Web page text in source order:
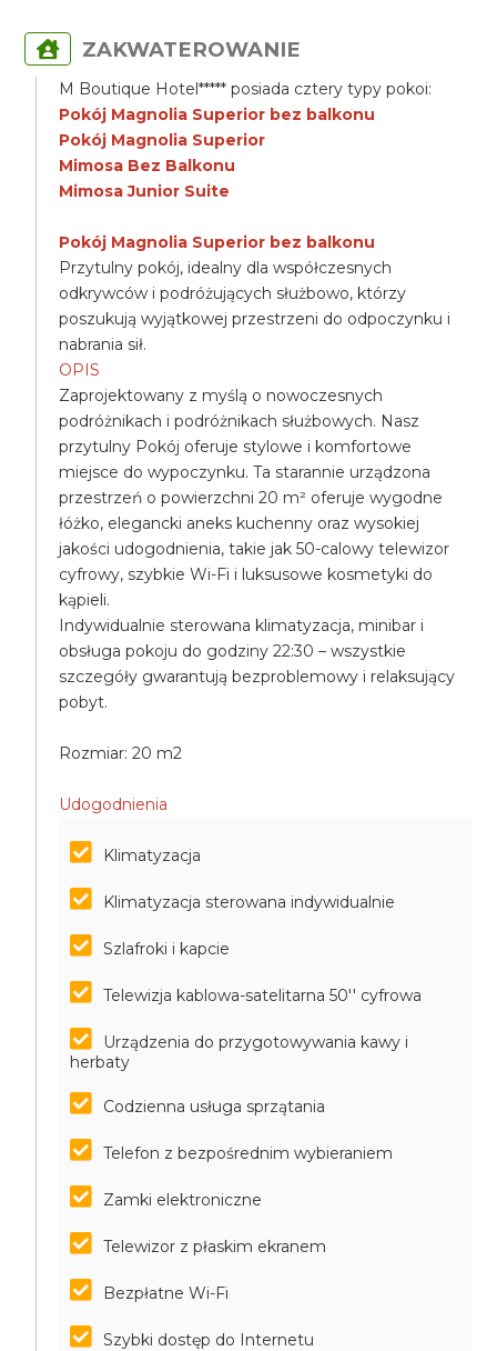
ZAKWATEROWANIE
M Boutique Hotel***** posiada cztery typy pokoi:
Pokój Magnolia Superior bez balkonu
Pokój Magnolia Superior
Mimosa Bez Balkonu
Mimosa Junior Suite
Pokój Magnolia Superior bez balkonu
Przytulny pokój, idealny dla współczesnych
odkrywców i podróżujących służbowo, którzy
poszukują wyjątkowej przestrzeni do odpoczynku i
nabrania sił.
OPIS
Zaprojektowany z myślą o nowoczesnych
podróżnikach i podróżnikach służbowych. Nasz
przytulny Pokój oferuje stylowe i komfortowe
miejsce do wypoczynku. Ta starannie urządzona
przestrzeń o powierzchni 20 m² oferuje wygodne
łóżko, elegancki aneks kuchenny oraz wysokiej
jakości udogodnienia, takie jak 50-calowy telewizor
cyfrowy, szybkie Wi-Fi i luksusowe kosmetyki do
kąpieli.
Indywidualnie sterowana klimatyzacja, minibar i
obsługa pokoju do godziny 22:30 – wszystkie
szczegóły gwarantują bezproblemowy i relaksujący
pobyt.
Rozmiar: 20 m2
Udogodnienia
Klimatyzacja
Klimatyzacja sterowana indywidualnie
Szlafroki i kapcie
Telewizja kablowa-satelitarna 50'' cyfrowa
Urządzenia do przygotowywania kawy i
herbaty
Codzienna usługa sprzątania
Telefon z bezpośrednim wybieraniem
Zamki elektroniczne
Telewizor z płaskim ekranem
Bezpłatne Wi-Fi
Szybki dostęp do Internetu